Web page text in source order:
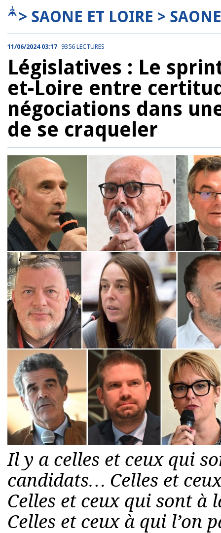
> SAONE ET LOIRE >
11/06/2024 03:17 9356 LECTURES
Législatives : Le
et-Loire entre
négociations dans
de se craqueler
Il y a celles et ceux qui
candidats… Celles et
Celles et ceux qui sont à
Celles et ceux à qui l’on